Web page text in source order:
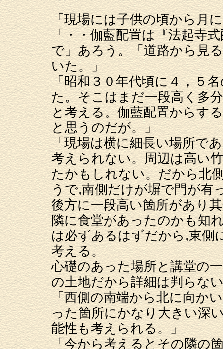
「現場には子供の頃から月
「・・伽藍配置は『法起寺
で」あろう。「道路から見
いた。」
「昭和３０年代頃に４，５
た。そこはまだ一段高く多
と考える。伽藍配置からす
と思うのだが。」
「現場は横に細長い場所で
考えられない。周辺は高い
たかもしれない。だから北
うで,南側だけが塀で門が有
後方に一段高い箇所があり
隣に食堂があったのかも知
は必ずあるはずだから,東側
考える。
心礎のあった場所と講堂の
の土地だから詳細は判らな
「西側の南端から北に向か
った箇所にかなり大きい深
能性も考えられる。」
「今から考えるとその隣の